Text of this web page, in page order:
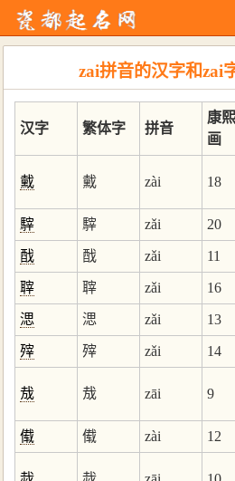
zai拼音的汉字和zai
汉字 繁体字 拼音
康
画
䵧 䵧 zài 18
䮨 䮨 zǎi 20
䣬 䣬 zǎi 11
䏁 䏁 zǎi 16
㴓 㴓 zǎi 13
㱰 㱰 zǎi 14
㦲 㦲 zāi 9
傤 傤 zài 12